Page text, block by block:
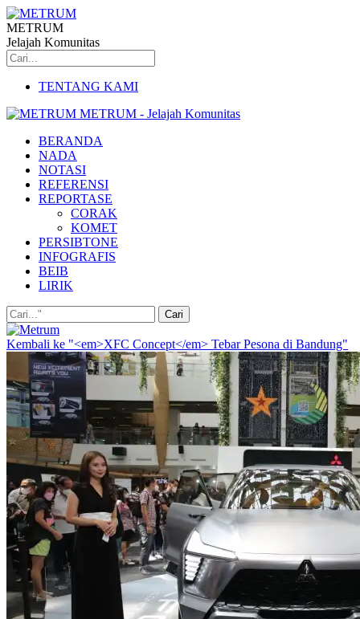
METRUM
Jelajah Komunitas
TENTANG KAMI
METRUM - Jelajah Komunitas
BERANDA
NADA
NOTASI
REFERENSI
REPORTASE
CORAK
KOMET
PERSIBTONE
INFOGRAFIS
BEIB
LIRIK
Kembali ke "<em>XFC Concept</em> Tebar Pesona di Bandung"